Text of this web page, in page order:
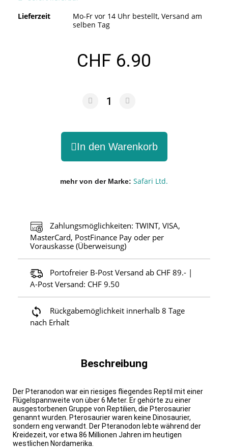
Lieferzeit
Mo-Fr vor 14 Uhr bestellt, Versand am
selben Tag
CHF 6.90
In den Warenkorb
mehr von der Marke Safari Ltd.
Zahlungsmöglichkeiten: TWINT, VISA,
MasterCard, PostFinance Pay oder per
Vorauskasse (Überweisung)
Portofreier B-Post Versand ab CHF 89.- |
A-Post Versand: CHF 9.50
Rückgabemöglichkeit innerhalb 8 Tage
nach Erhalt
Beschreibung
Der Pteranodon war ein riesiges fliegendes Reptil mit einer
Flügelspannweite von über 6 Meter. Er gehörte zu einer
ausgestorbenen Gruppe von Reptilien, die Pterosaurier
genannt wurden. Pterosaurier waren keine Dinosaurier,
sondern eng verwandt. Der Pteranodon lebte während der
Kreidezeit, vor etwa 86 Millionen Jahren im heutigen
westlichen Nordamerika.